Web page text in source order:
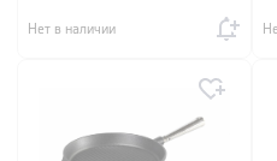
Нет в наличии